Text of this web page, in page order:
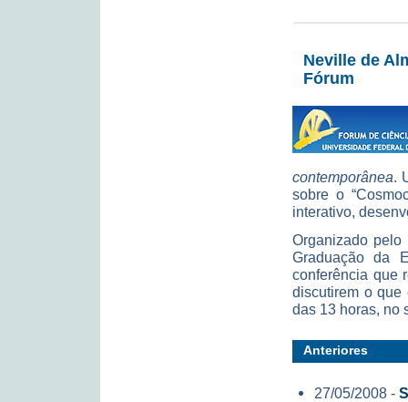
Neville de
Fórum
contemporânea.
sobre o
interativo,
Organizado
Graduação da
conferência que
discutirem o que
das 13 horas, no
Anteriores
27/05/2008 -